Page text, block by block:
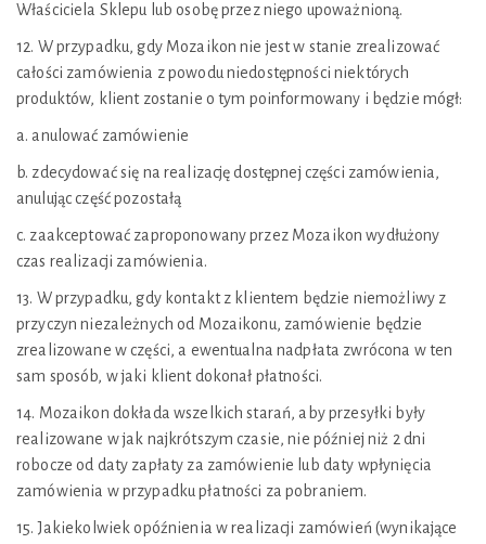
Właściciela Sklepu lub osobę przez niego upoważnioną.
12. W przypadku, gdy Mozaikon nie jest w stanie zrealizować
całości zamówienia z powodu niedostępności niektórych
produktów, klient zostanie o tym poinformowany i będzie mógł:
a. anulować zamówienie
b. zdecydować się na realizację dostępnej części zamówienia,
anulując część pozostałą
c. zaakceptować zaproponowany przez Mozaikon wydłużony
czas realizacji zamówienia.
13. W przypadku, gdy kontakt z klientem będzie niemożliwy z
przyczyn niezależnych od Mozaikonu, zamówienie będzie
zrealizowane w części, a ewentualna nadpłata zwrócona w ten
sam sposób, w jaki klient dokonał płatności.
14. Mozaikon dokłada wszelkich starań, aby przesyłki były
realizowane w jak najkrótszym czasie, nie później niż 2 dni
robocze od daty zapłaty za zamówienie lub daty wpłynięcia
zamówienia w przypadku płatności za pobraniem.
15. Jakiekolwiek opóźnienia w realizacji zamówień (wynikające